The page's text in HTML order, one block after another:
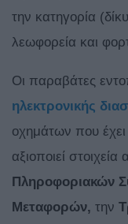
την κατηγορία
λεωφορεία και
Οι παραβάτες
ηλεκτρονικής
οχημάτων που
αξιοποιεί στοιχεία
Πληροφοριακών
Μεταφορών, την